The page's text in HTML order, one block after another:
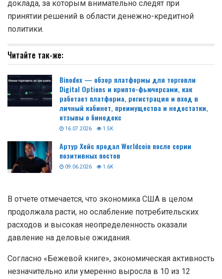
доклада, за которым внимательно следят при
принятии решений в области денежно-кредитной
политики.
Читайте так-же:
Binodex — обзор платформы для торговли
Digital Options и крипто-фьючерсами, как
работает платформа, регистрация и вход в
личный кабинет, преимущества и недостатки,
отзывы о бинодекс
16.07.2026 1.5K
Артур Хейс продал Worldcoin после серии
позитивных постов
09.06.2026 1.6K
В отчете отмечается, что экономика США в целом
продолжала расти, но ослабление потребительских
расходов и высокая неопределенность оказали
давление на деловые ожидания.
Согласно «Бежевой книге», экономическая активность
незначительно или умеренно выросла в 10 из 12